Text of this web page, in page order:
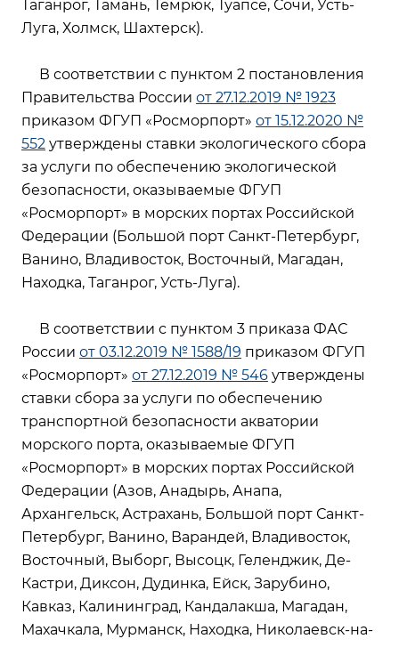
Таганрог, Тамань, Темрюк, Туапсе, Сочи, Усть-
Луга, Холмск, Шахтерск).
В соответствии с пунктом 2 постановления
Правительства России от 27.12.2019 № 1923
приказом ФГУП «Росморпорт» от 15.12.2020 №
552 утверждены ставки экологического сбора
за услуги по обеспечению экологической
безопасности, оказываемые ФГУП
«Росморпорт» в морских портах Российской
Федерации (Большой порт Санкт-Петербург,
Ванино, Владивосток, Восточный, Магадан,
Находка, Таганрог, Усть-Луга).
В соответствии с пунктом 3 приказа ФАС
России от 03.12.2019 № 1588/19 приказом ФГУП
«Росморпорт» от 27.12.2019 № 546 утверждены
ставки сбора за услуги по обеспечению
транспортной безопасности акватории
морского порта, оказываемые ФГУП
«Росморпорт» в морских портах Российской
Федерации (Азов, Анадырь, Анапа,
Архангельск, Астрахань, Большой порт Санкт-
Петербург, Ванино, Варандей, Владивосток,
Восточный, Выборг, Высоцк, Геленджик, Де-
Кастри, Диксон, Дудинка, Ейск, Зарубино,
Кавказ, Калининград, Кандалакша, Магадан,
Махачкала, Мурманск, Находка, Николаевск-на-